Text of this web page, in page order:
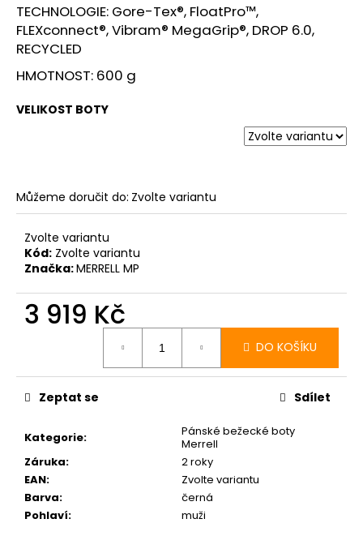
TECHNOLOGIE: Gore-Tex®, FloatPro™,
FLEXconnect®, Vibram® MegaGrip®, DROP 6.0,
RECYCLED
HMOTNOST: 600 g
VELIKOST BOTY
Můžeme doručit do: Zvolte variantu
Zvolte variantu
Kód: Zvolte variantu
Značka:MERRELL MP
3 919 Kč
DO KOŠÍKU
Kategorie:
Pánské bežecké boty
Merrell
Záruka:
2 roky
EAN:
Zvolte variantu
Barva:
černá
Pohlaví: muži
Zeptat se Sdílet